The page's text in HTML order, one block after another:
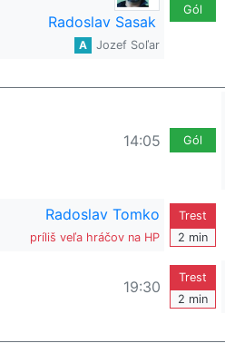
Radoslav Sasak
A Jozef Soľar
Gól
14:05
Gól
Radoslav Tomko
príliš veľa hráčov na HP
Trest
2 min
19:30
Trest
2 min